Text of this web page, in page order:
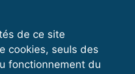
de ce site
cookies, seuls des
fonctionnement du